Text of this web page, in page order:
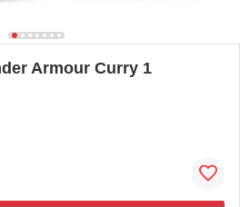
Armour Curry 1